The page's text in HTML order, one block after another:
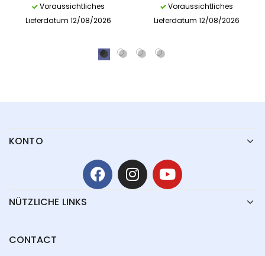
Voraussichtliches
Lieferdatum 12/08/2026
Voraussichtliches
Lieferdatum 12/08/2026
KONTO
NÜTZLICHE LINKS
CONTACT